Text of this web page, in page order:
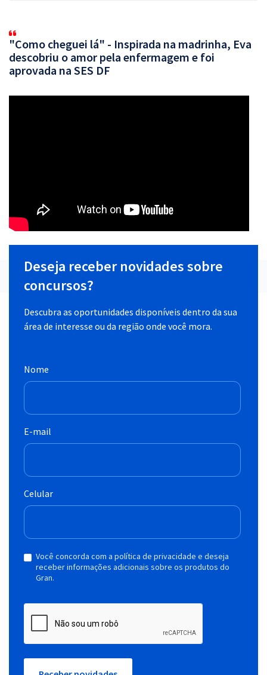
"Como cheguei lá" - Inspirada na madrinha, Eva
descobriu o amor pela enfermagem e foi
aprovada na SES DF
Deseja receber novidades sobre
concursos?
Descubra as oportunidades disponíveis dentro da sua
área de interesse ou da região onde você mora.
Nome
E-mail
Celular
Você concorda com a política de privacidade e deseja
receber informações adicionais sobre os produtos do
Gran.